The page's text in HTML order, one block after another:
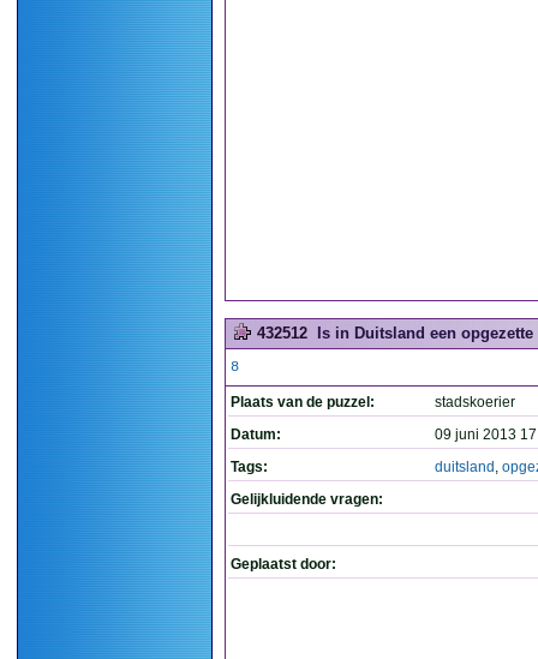
432512 Is in Duitsland een opgezette
8
Plaats van de puzzel:
stadskoerier
Datum:
09 juni 2013
Tags:
duitsland ,
Gelijkluidende vragen:
Geplaatst door: